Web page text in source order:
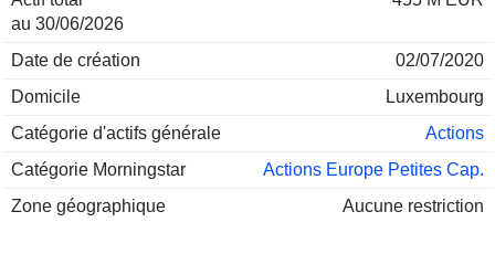
au 30/06/2026
Date de création
02/07/2020
Domicile
Luxembourg
Catégorie d'actifs générale
Actions
Catégorie Morningstar
Actions Europe Petites Cap.
Zone géographique
Aucune restriction